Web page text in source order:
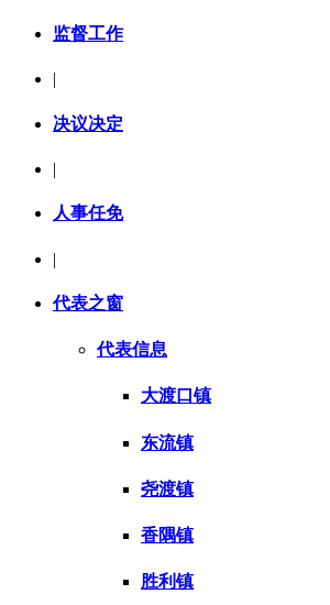
监督工作
决议决定
|
人事任免
|
代表之窗
代表信息
大渡口镇
东流镇
尧渡镇
香隅镇
胜利镇